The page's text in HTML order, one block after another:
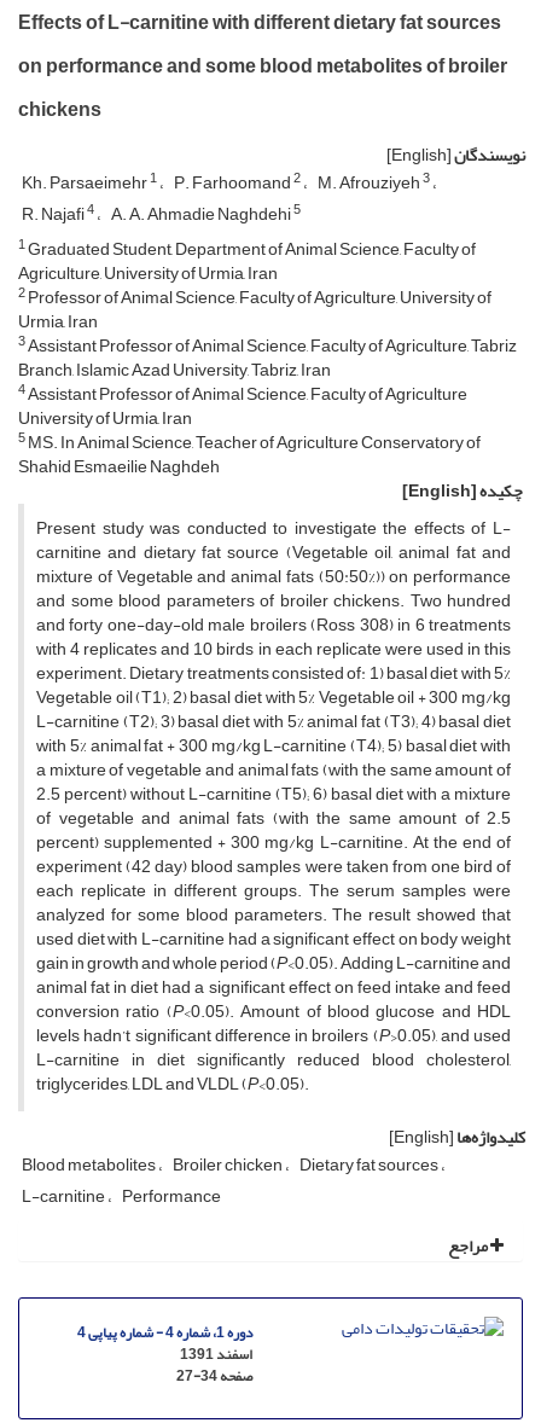
Effects of L-carnitine with different dietary fat sources
on performance and some blood metabolites of broiler
chickens
نویسندگان[English]
Kh. Parsaeimehr1 P. Farhoomand2 M. Afrouziyeh3
R. Najafi4 A. A. Ahmadie Naghdehi5
1Graduated Student, Department of Animal Science, Faculty of
Agriculture, University of Urmia, Iran
2Professor of Animal Science, Faculty of Agriculture, University of
Urmia, Iran
3Assistant Professor of Animal Science, Faculty of Agriculture, Tabriz
Branch, Islamic Azad University, Tabriz, Iran
4Assistant Professor of Animal Science, Faculty of Agriculture
University of Urmia, Iran
5MS. In Animal Science, Teacher of Agriculture Conservatory of
Shahid Esmaeilie Naghdeh
چکیده[English]
Present study was conducted to investigate the effects of L-
carnitine and dietary fat source (Vegetable oil, animal fat and
mixture of Vegetable and animal fats (50:50%)) on performance
and some blood parameters of broiler chickens. Two hundred
and forty one-day-old male broilers (Ross 308) in 6 treatments
with 4 replicates and 10 birds in each replicate were used in this
experiment. Dietary treatments consisted of: 1) basal diet with 5%
Vegetable oil (T1); 2) basal diet with 5% Vegetable oil + 300 mg/kg
L-carnitine (T2); 3) basal diet with 5% animal fat (T3); 4) basal diet
with 5% animal fat + 300 mg/kg L-carnitine (T4); 5) basal diet with
a mixture of vegetable and animal fats (with the same amount of
2.5 percent) without L-carnitine (T5); 6) basal diet with a mixture
of vegetable and animal fats (with the same amount of 2.5
percent) supplemented + 300 mg/kg L-carnitine. At the end of
experiment (42 day) blood samples were taken from one bird of
each replicate in different groups. The serum samples were
analyzed for some blood parameters. The result showed that
used diet with L-carnitine had a significant effect on body weight
gain in growth and whole period (P<0.05). Adding L-carnitine and
animal fat in diet had a significant effect on feed intake and feed
conversion ratio (P<0.05). Amount of blood glucose and HDL
levels hadn’t significant difference in broilers (P>0.05), and used
L-carnitine in diet significantly reduced blood cholesterol,
triglycerides, LDL and VLDL (P<0.05).
کلیدواژه‌ها[English]
Blood metabolites Broiler chicken Dietary fat sources
L-carnitine Performance
مراجع
دوره 1، شماره 4 - شماره پیاپی 4
اسفند 1391
صفحه27-34